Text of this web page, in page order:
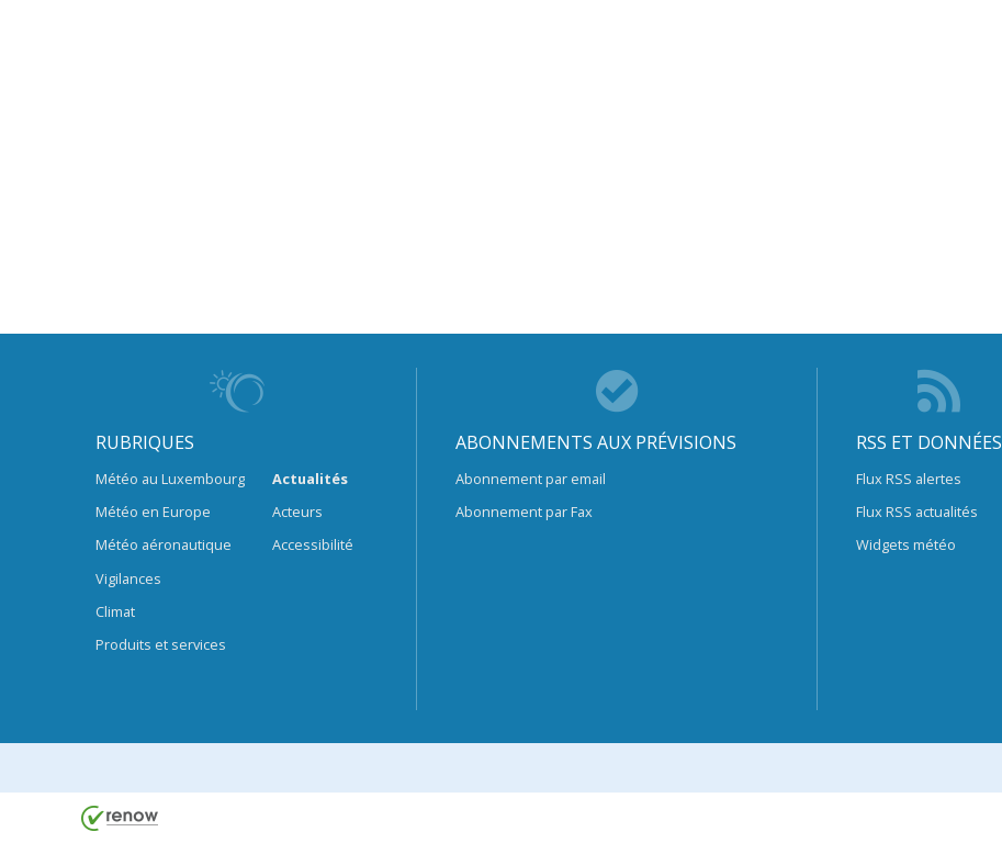
RUBRIQUES
Météo au Luxembourg
Météo en Europe
Météo aéronautique
Vigilances
Climat
Produits et services
Actualités
Acteurs
Accessibilité
ABONNEMENTS AUX PRÉVISIONS
Abonnement par email
Abonnement par Fax
RSS ET DONNÉES
Flux RSS alertes
Flux RSS actualités
Widgets météo